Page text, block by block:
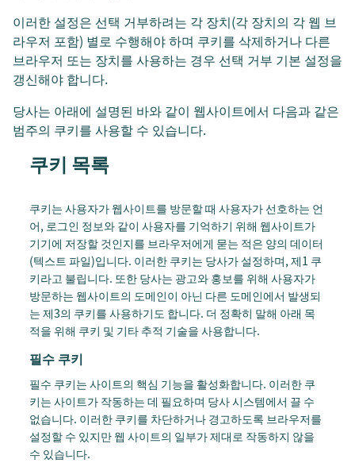
이러한 설정은 선택 거부하려는 각 장치(각 장치의 각 웹 브
라우저 포함) 별로 수행해야 하며 쿠키를 삭제하거나 다른
브라우저 또는 장치를 사용하는 경우 선택 거부 기본 설정을
갱신해야 합니다.
당사는 아래에 설명된 바와 같이 웹사이트에서 다음과 같은
범주의 쿠키를 사용할 수 있습니다.
쿠키 목록
쿠키는 사용자가 웹사이트를 방문할 때 사용자가 선호하는 언
어, 로그인 정보와 같이 사용자를 기억하기 위해 웹사이트가
기기에 저장할 것인지를 브라우저에게 묻는 적은 양의 데이터
(텍스트 파일)입니다. 이러한 쿠키는 당사가 설정하며, 제1 쿠
키라고 불립니다. 또한 당사는 광고와 홍보를 위해 사용자가
방문하는 웹사이트의 도메인이 아닌 다른 도메인에서 발생되
는 제3의 쿠키를 사용하기도 합니다. 더 정확히 말해 아래 목
적을 위해 쿠키 및 기타 추적 기술을 사용합니다.
필수 쿠키
필수 쿠키는 사이트의 핵심 기능을 활성화합니다. 이러한 쿠
키는 사이트가 작동하는 데 필요하며 당사 시스템에서 끌 수
없습니다. 이러한 쿠키를 차단하거나 경고하도록 브라우저를
설정할 수 있지만 웹 사이트의 일부가 제대로 작동하지 않을
수 있습니다.